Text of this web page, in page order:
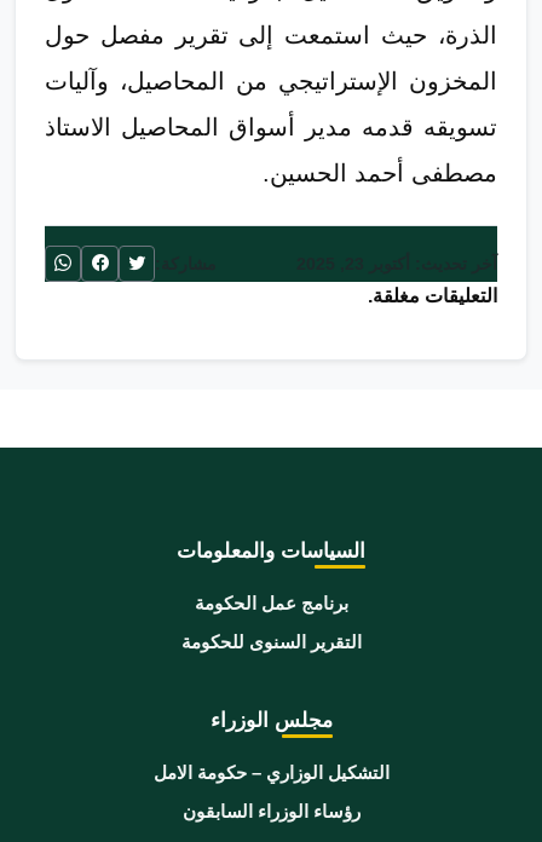
الذرة، حيث استمعت إلى تقرير مفصل حول
المخزون الإستراتيجي من المحاصيل، وآليات
تسويقه قدمه مدير أسواق المحاصيل الاستاذ
مصطفى أحمد الحسين.
التعليقات مغلقة.
السياسات والمعلومات
برنامج عمل الحكومة
التقرير السنوى للحكومة
مجلس الوزراء
التشكيل الوزاري – حكومة الامل
رؤساء الوزراء السابقون